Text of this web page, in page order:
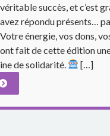
véritable succès, et c’est
avez répondu présents…
Votre énergie, vos dons,
ont fait de cette édition
de solidarité.
[…]